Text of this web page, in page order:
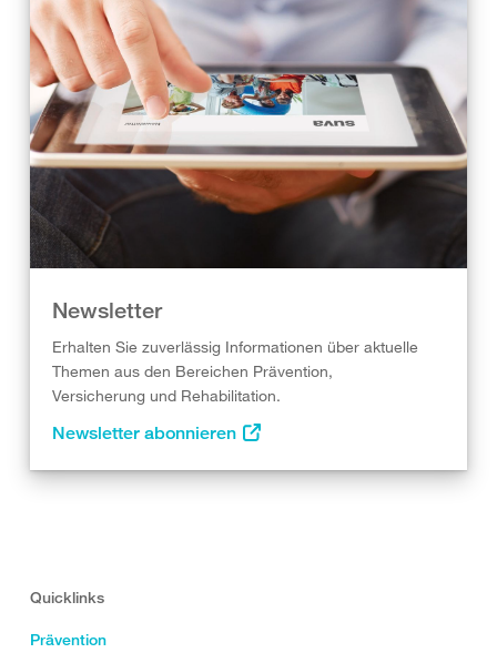
Newsletter
Erhalten Sie zuverlässig Informationen über aktuelle
Themen aus den Bereichen Prävention,
Versicherung und Rehabilitation.
Newsletter abonnieren
Quicklinks
Prävention